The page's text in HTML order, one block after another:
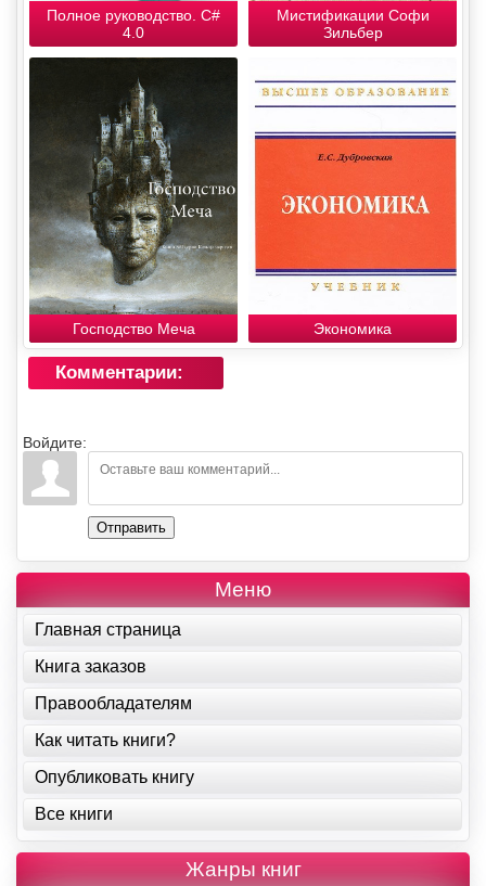
Полное руководство. С#
4.0
Мистификации Софи
Зильбер
Господство Меча Экономика
Комментарии:
Войдите:
Отправить
Меню
Главная страница
Книга заказов
Правообладателям
Как читать книги?
Опубликовать книгу
Все книги
Жанры книг